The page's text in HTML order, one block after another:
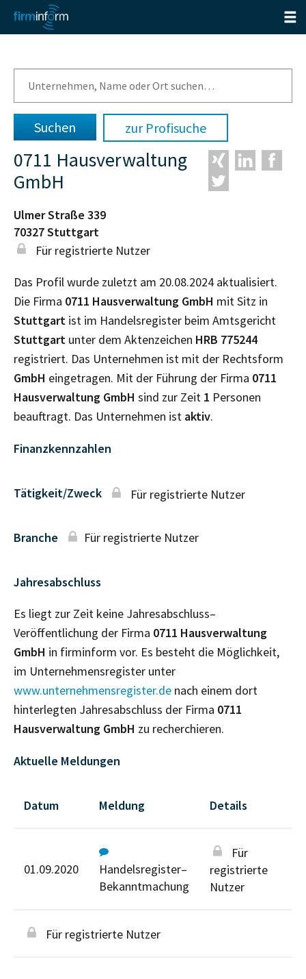
zur Profisuche
0711 Hausverwaltung
GmbH
Ulmer Straße 339
70327Stuttgart
Für registrierte Nutzer
Das Profil wurde zuletzt am 20.08.2024 aktualisiert.
Die Firma 0711 Hausverwaltung GmbH mit Sitz in
Stuttgart ist im Handelsregister beim Amtsgericht
Stuttgart unter dem Aktenzeichen HRB 775244
registriert. Das Unternehmen ist mit der Rechtsform
GmbH eingetragen. Mit der Führung der Firma 0711
Hausverwaltung GmbH sind zur Zeit 1 Personen
beauftragt. Das Unternehmen ist aktiv.
Finanzkennzahlen
Tätigkeit/Zweck Für registrierte Nutzer
Branche Für registrierte Nutzer
Jahresabschluss
Es liegt zur Zeit keine Jahresabschluss–
Veröffentlichung der Firma 0711 Hausverwaltung
GmbH in firminform vor. Es besteht die Möglichkeit,
im Unternehmensregister unter
www.unternehmensregister.de nach einem dort
hinterlegten Jahresabschluss der Firma 0711
Hausverwaltung GmbH zu recherchieren.
Aktuelle Meldungen
Datum Meldung Details
01.09.2020
Handelsregister–
Bekanntmachung
Für
registrierte
Nutzer
Für registrierte Nutzer